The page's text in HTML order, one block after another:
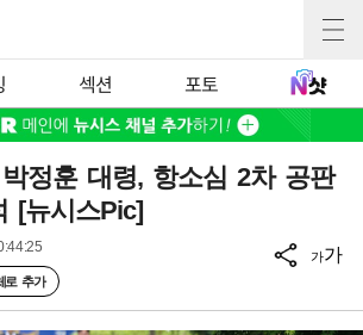
섹션 포토
정훈 대령, 항소심 2차 공판
[뉴시스Pic]
로 추가
가가